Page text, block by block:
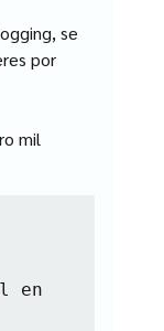
se
por
mil
en